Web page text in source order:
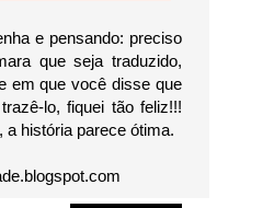
e pensando: preciso
que seja traduzido,
em que você disse que
lo, fiquei tão feliz!!!
a história parece ótima.